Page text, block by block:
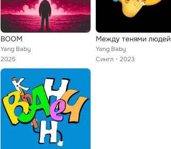
BOOM
Yang Baby
2025
Между тенями людей
Yang Baby
Сингл
2023